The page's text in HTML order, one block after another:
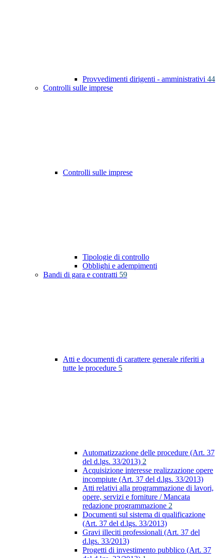
Provvedimenti dirigenti - amministrativi 44
Controlli sulle imprese
Controlli sulle imprese
Tipologie di controllo
Obblighi e adempimenti
Bandi di gara e contratti 59
Atti e documenti di carattere generale riferiti a
tutte le procedure 5
Automatizzazione delle procedure (Art. 37
del d.lgs. 33/2013) 2
Acquisizione interesse realizzazione opere
incompiute (Art. 37 del d.lgs. 33/2013)
Atti relativi alla programmazione di lavori,
opere, servizi e forniture / Mancata
redazione programmazione 2
Documenti sul sistema di qualificazione
(Art. 37 del d.lgs. 33/2013)
Gravi illeciti professionali (Art. 37 del
d.lgs. 33/2013)
Progetti di investimento pubblico (Art. 37